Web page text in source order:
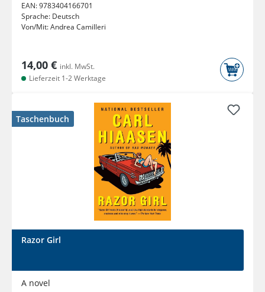
EAN:9783404166701
Sprache: Deutsch
Von/Mit:Andrea Camilleri
14,00 € inkl. MwSt.
Lieferzeit 1-2 Werktage
Taschenbuch
Razor Girl
A novel